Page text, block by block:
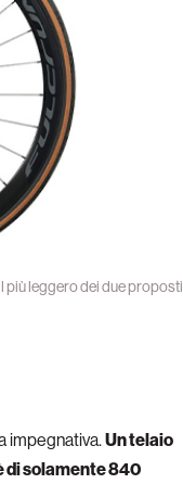
più leggero dei due proposti
impegnativa.Un telaio
di solamente 840